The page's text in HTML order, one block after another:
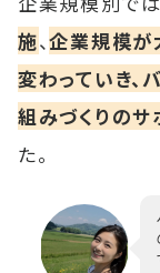
施、企業規模が
変わっていき、
組みづくりの
た。